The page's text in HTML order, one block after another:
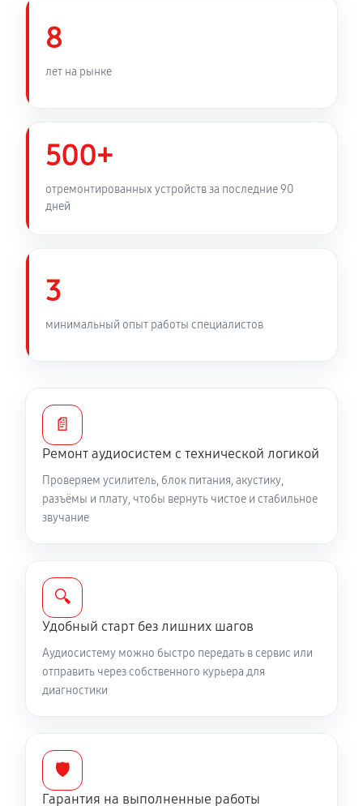
8
лет на рынке
500+
отремонтированных устройств за последние 90
дней
3
минимальный опыт работы специалистов
📄
Ремонт аудиосистем с технической логикой
Проверяем усилитель, блок питания, акустику,
разъёмы и плату, чтобы вернуть чистое и стабильное
звучание
🔍
Удобный старт без лишних шагов
Аудиосистему можно быстро передать в сервис или
отправить через собственного курьера для
диагностики
🛡️
Гарантия на выполненные работы